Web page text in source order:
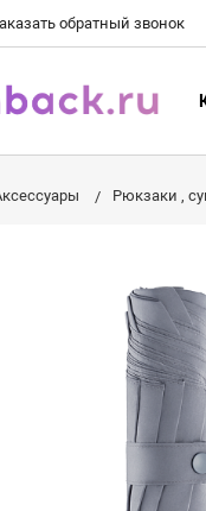
обратный звонок
Рюкзаки ,